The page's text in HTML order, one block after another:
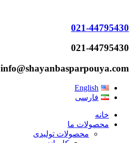
021-44795430
021-44795430
info@shayanbasparpouya.com
English
فارسی
خانه
محصولات ما
محصولات تولیدی